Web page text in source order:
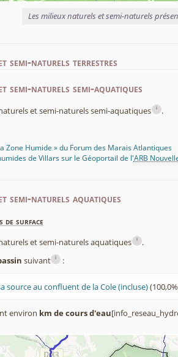
Les milieux naturels et semi-naturels
semi-naturels terrestres
naturels semi-aquatiques
et semi-naturels semi-aquatiques i .
Zone Humide » du Forum des Marais Atlantiques
de Villars sur le Géoportail de l'ARB
semi-naturels aquatiques
de surface
et semi-naturels aquatiques i
.
suivant i :
source au confluent de la Cole (incluse)
environ km de cours d'eau